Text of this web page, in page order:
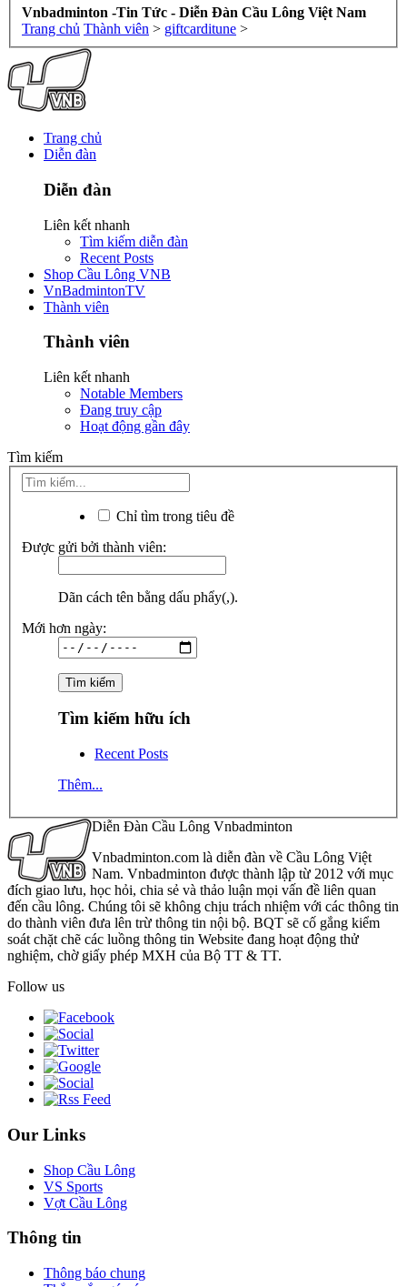
Vnbadminton -Tin Tức - Diễn Đàn Cầu Lông Việt Nam
Trang chủ Thành viên > giftcarditune >
Trang chủ
Diễn đàn
Diễn đàn
Liên kết nhanh
Tìm kiếm diễn đàn
Recent Posts
Shop Cầu Lông VNB
VnBadmintonTV
Thành viên
Thành viên
Liên kết nhanh
Notable Members
Đang truy cập
Hoạt động gần đây
Tìm kiếm
Chỉ tìm trong tiêu đề
Được gửi bởi thành viên:
Dãn cách tên bằng dấu phẩy(,).
Mới hơn ngày:
Tìm kiếm hữu ích
Recent Posts
Thêm...
Diễn Đàn Cầu Lông Vnbadminton
Vnbadminton.com là diễn đàn về Cầu Lông Việt
Nam. Vnbadminton được thành lập từ 2012 với mục
đích giao lưu, học hỏi, chia sẻ và thảo luận mọi vấn đề liên quan
đến cầu lông. Chúng tôi sẽ không chịu trách nhiệm với các thông tin
do thành viên đưa lên trừ thông tin nội bộ. BQT sẽ cố gắng kiểm
soát chặt chẽ các luồng thông tin Website đang hoạt động thử
nghiệm, chờ giấy phép MXH của Bộ TT & TT.
Follow us
Our Links
Shop Cầu Lông
VS Sports
Vợt Cầu Lông
Thông tin
Thông báo chung